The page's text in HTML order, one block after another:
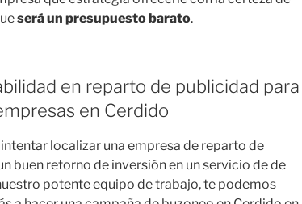
será un presupuesto barato.
en reparto de publicidad para
en Cerdido
localizar una empresa de reparto de
buen retorno de inversión en un servicio de de
potente equipo de trabajo, te podemos